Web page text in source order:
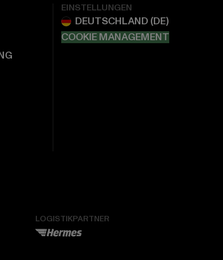
EINSTELLUNGEN
COOKIE MANAGEMENT
LOGISTIKPARTNER